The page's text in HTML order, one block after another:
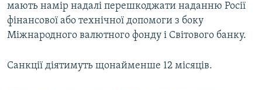
мають намір надалі перешкоджати наданню Росії
фінансової або технічної допомоги з боку
Міжнародного валютного фонду і Світового банку.
Санкції діятимуть щонайменше 12 місяців.